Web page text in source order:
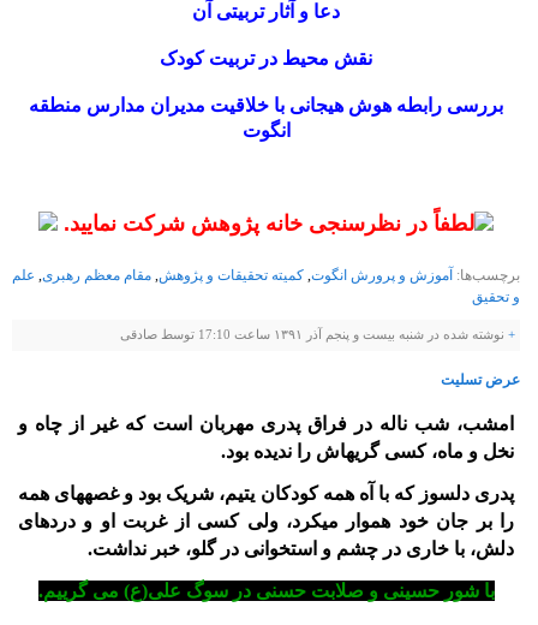
دعا و آثار تربیتی آن
نقش محیط در تربیت کودک
بررسی رابطه هوش هیجانی با خلاقیت مدیران مدارس منطقه
انگوت
لطفاً در نظرسنجی خانه پژوهش شرکت نمایید.
برچسب‌ها: آموزش و پرورش انگوت, کمیته تحقیقات و پژوهش, مقام معظم رهبری, علم
و تحقیق
+ نوشته شده در شنبه بیست و پنجم آذر ۱۳۹۱ ساعت 17:10 توسط صادقی
عرض تسلیت
امشب، شب ناله در فراق پدری مهربان است که غیر از چاه و
نخل و ماه، کسی گریه‏اش را ندیده بود.
پدری دل‏سوز که با آه همه کودکان یتیم، شریک بود و غصه‏های همه
را بر جان خود هموار می‏کرد، ولی کسی از غربت او و دردهای
دلش، با خاری در چشم و استخوانی در گلو، خبر نداشت.
با شور حسینى و صلابت حسنى در سوگ علی(ع) می گرییم.